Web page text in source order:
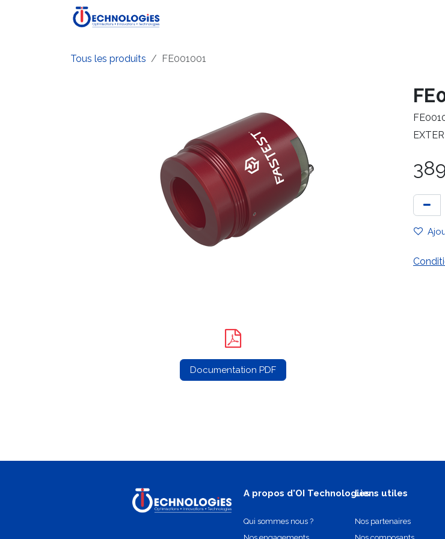
Se rendre au contenu
Tous les produits FE001001
Documentation PDF
A propos d'OI Technologies
Qui sommes nous ?
Liens utiles
Nos partenaires